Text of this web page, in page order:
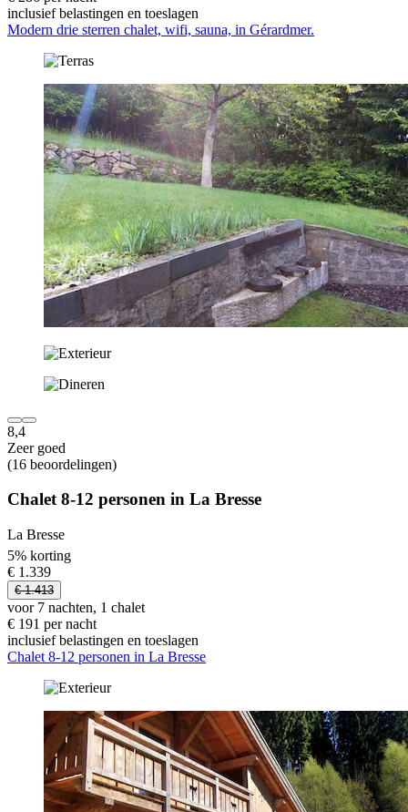
inclusief belastingen en toeslagen
Modern drie sterren chalet, wifi, sauna, in Gérardmer.
8,4
Zeer goed
(16 beoordelingen)
Chalet 8-12 personen in La Bresse
La Bresse
5% korting
€ 1.339
€ 1.413
voor 7 nachten, 1 chalet
€ 191 per nacht
inclusief belastingen en toeslagen
Chalet 8-12 personen in La Bresse